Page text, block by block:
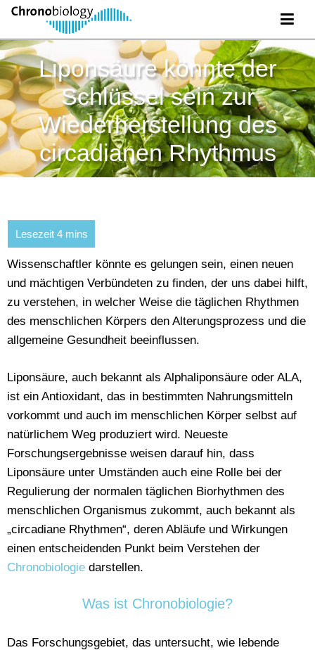
Liponsäure könnte der
Schlüssel sein zur
Wiederherstellung des
circadianen Rhythmus
Wissenschaftler könnte es gelungen sein, einen neuen
und mächtigen Verbündeten zu finden, der uns dabei hilft,
zu verstehen, in welcher Weise die täglichen Rhythmen
des menschlichen Körpers den Alterungsprozess und die
allgemeine Gesundheit beeinflussen.
Liponsäure, auch bekannt als Alphaliponsäure oder ALA,
ist ein Antioxidant, das in bestimmten Nahrungsmitteln
vorkommt und auch im menschlichen Körper selbst auf
natürlichem Weg produziert wird. Neueste
Forschungsergebnisse weisen darauf hin, dass
Liponsäure unter Umständen auch eine Rolle bei der
Regulierung der normalen täglichen Biorhythmen des
menschlichen Organismus zukommt, auch bekannt als
„circadiane Rhythmen“, deren Abläufe und Wirkungen
einen entscheidenden Punkt beim Verstehen der
Chronobiologie darstellen.
Was ist Chronobiologie?
Das Forschungsgebiet, das untersucht, wie lebende